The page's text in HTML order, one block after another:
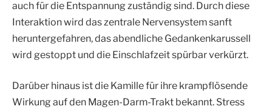
auch für die Entspannung zuständig sind. Durch diese
Interaktion wird das zentrale Nervensystem sanft
heruntergefahren, das abendliche Gedankenkarussell
wird gestoppt und die Einschlafzeit spürbar verkürzt.
Darüber hinaus ist die Kamille für ihre krampflösende
Wirkung auf den Magen-Darm-Trakt bekannt. Stress